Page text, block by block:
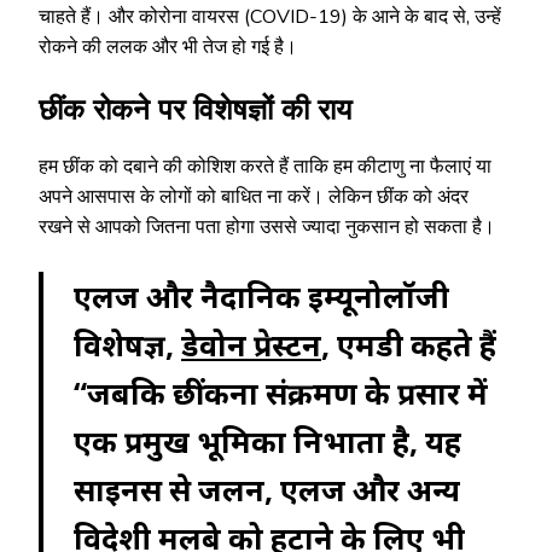
चाहते हैं। और कोरोना वायरस (COVID-19) के आने के बाद से, उन्हें
रोकने की ललक और भी तेज हो गई है।
छींक रोकने पर विशेषज्ञों की राय
हम छींक को दबाने की कोशिश करते हैं ताकि हम कीटाणु ना फैलाएं या
अपने आसपास के लोगों को बाधित ना करें। लेकिन छींक को अंदर
रखने से आपको जितना पता होगा उससे ज्यादा नुकसान हो सकता है।
एलर्जी और नैदानिक ​​​​इम्यूनोलॉजी
विशेषज्ञ, डेवोन प्रेस्टन, एमडी कहते हैं
“जबकि छींकना संक्रमण के प्रसार में
एक प्रमुख भूमिका निभाता है, यह
साइनस से जलन, एलर्जी और अन्य
विदेशी मलबे को हटाने के लिए भी